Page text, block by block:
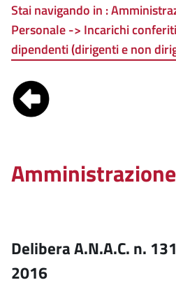
Stai navigando in :
Personale -> Incarichi
dipendenti (dirigenti e non
Delibera A.N.A.C. n.
2016